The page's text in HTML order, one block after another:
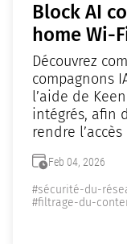
Block AI
home Wi-
Découvrez
compagnons
l’aide de
intégrés, afin
rendre
Feb 04, 2026
#sécurité-du-
#filtrage-du-